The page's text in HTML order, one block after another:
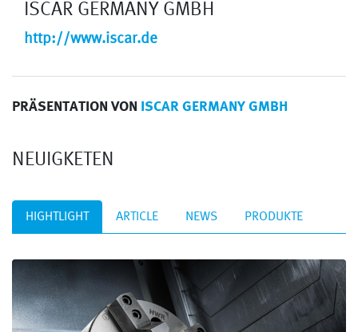
ISCAR GERMANY GMBH
http://www.iscar.de
PRÄSENTATION VON ISCAR GERMANY GMBH
NEUIGKETEN
HIGHTLIGHT ARTICLE NEWS PRODUKTE